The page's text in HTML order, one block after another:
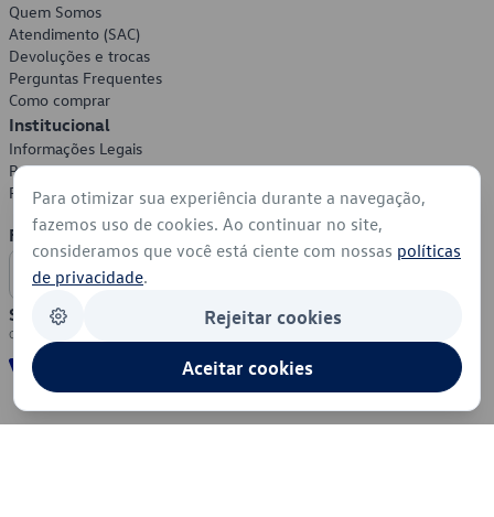
Quem Somos
Atendimento (SAC)
Devoluções e trocas
Perguntas Frequentes
Como comprar
Institucional
Informações Legais
Política de Privacidade
Política de Cookies
Formas de Pagamento
Segurança
Para otimizar sua experiência durante a navegação,
fazemos uso de cookies. Ao continuar no site,
consideramos que você está ciente com nossas políticas
de privacidade.
Rejeitar cookies
Aceitar cookies